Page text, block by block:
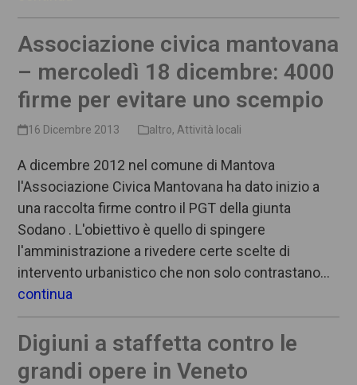
Associazione civica mantovana
– mercoledì 18 dicembre: 4000
firme per evitare uno scempio
16 Dicembre 2013 altro, Attività locali
A dicembre 2012 nel comune di Mantova
l'Associazione Civica Mantovana ha dato inizio a
una raccolta firme contro il PGT della giunta
Sodano . L'obiettivo è quello di spingere
l'amministrazione a rivedere certe scelte di
intervento urbanistico che non solo contrastano…
continua
Digiuni a staffetta contro le
grandi opere in Veneto